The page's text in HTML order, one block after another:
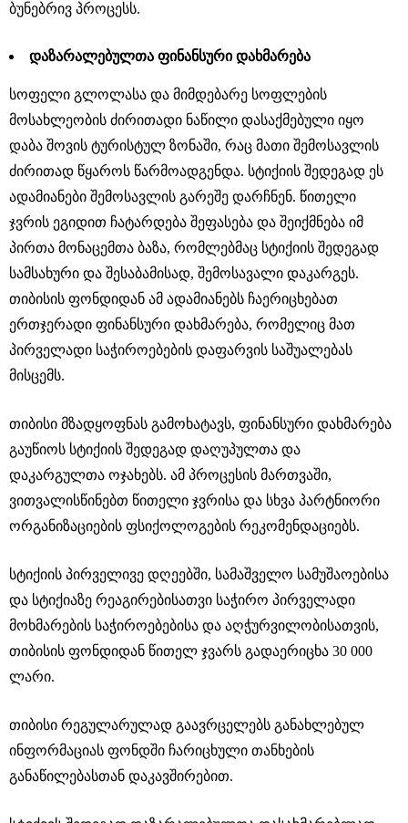
ბუნებრივ პროცესს.
დაზარალებულთა ფინანსური დახმარება
სოფელი გლოლასა და მიმდებარე სოფლების
მოსახლეობის ძირითადი ნაწილი დასაქმებული იყო
დაბა შოვის ტურისტულ ზონაში, რაც მათი შემოსავლის
ძირითად წყაროს წარმოადგენდა. სტიქიის შედეგად ეს
ადამიანები შემოსავლის გარეშე დარჩნენ. წითელი
ჯვრის ეგიდით ჩატარდება შეფასება და შეიქმნება იმ
პირთა მონაცემთა ბაზა, რომლებმაც სტიქიის შედეგად
სამსახური და შესაბამისად, შემოსავალი დაკარგეს.
თიბისის ფონდიდან ამ ადამიანებს ჩაერიცხებათ
ერთჯერადი ფინანსური დახმარება, რომელიც მათ
პირველადი საჭიროებების დაფარვის საშუალებას
მისცემს.
თიბისი მზადყოფნას გამოხატავს, ფინანსური დახმარება
გაუწიოს სტიქიის შედეგად დაღუპულთა და
დაკარგულთა ოჯახებს. ამ პროცესის მართვაში,
ვითვალისწინებთ წითელი ჯვრისა და სხვა პარტნიორი
ორგანიზაციების ფსიქოლოგების რეკომენდაციებს.
სტიქიის პირველივე დღეებში, სამაშველო სამუშაოებისა
და სტიქიაზე რეაგირებისათვი საჭირო პირველადი
მოხმარების საჭიროებებისა და აღჭურვილობისათვის,
თიბისის ფონდიდან წითელ ჯვარს გადაერიცხა 30 000
ლარი.
თიბისი რეგულარულად გაავრცელებს განახლებულ
ინფორმაციას ფონდში ჩარიცხული თანხების
განაწილებასთან დაკავშირებით.